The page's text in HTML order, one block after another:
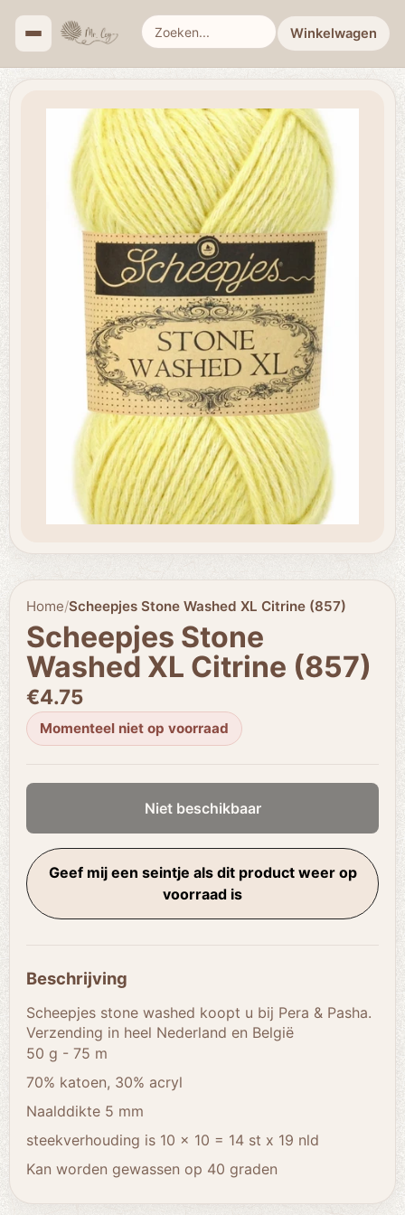
Winkelwagen
Home/Scheepjes Stone Washed XL Citrine (857)
Scheepjes Stone
Washed XL Citrine (857)
€4.75
Momenteel niet op voorraad
Niet beschikbaar
Geef mij een seintje als dit product weer op
voorraad is
Beschrijving
Scheepjes stone washed koopt u bij Pera & Pasha.
Verzending in heel Nederland en België
50 g - 75 m
70% katoen, 30% acryl
Naalddikte 5 mm
steekverhouding is 10 x 10 = 14 st x 19 nld
Kan worden gewassen op 40 graden